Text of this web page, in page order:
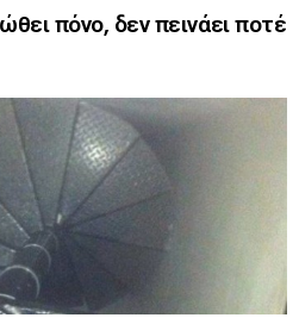
πόνο, δεν πεινάει ποτέ